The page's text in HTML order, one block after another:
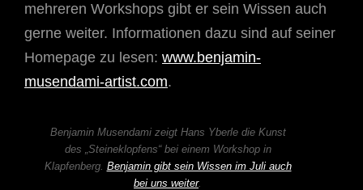
mehreren Workshops gibt er sein Wissen auch
gerne weiter. Informationen dazu sind auf seiner
Homepage zu lesen: www.benjamin-
musendami-artist.com.
Benjamin Musendami zeigt Hans Yberle die Kunst
des „Steineklopfens“ bei einem Workshop in
Klapfenberg. Benjamin gibt sein Wissen im Juli auch
bei uns weiter.